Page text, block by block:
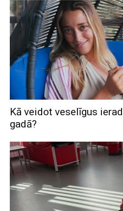
Kā veidot veselīgus
gadā?